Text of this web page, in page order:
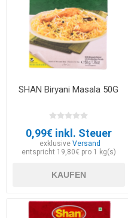
SHAN Biryani Masala 50G
0,99€ inkl. Steuer
exklusiveVersand
entspricht 19,80€ pro 1 kg(s)
KAUFEN